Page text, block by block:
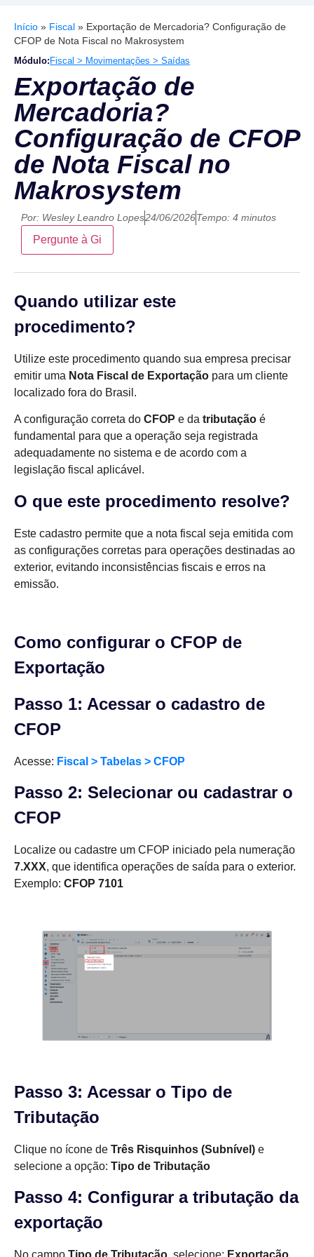
Início » Fiscal » Exportação de Mercadoria? Configuração de
CFOP de Nota Fiscal no Makrosystem
Módulo: Fiscal > Movimentações > Saídas
Exportação de
Mercadoria?
Configuração de CFOP
de Nota Fiscal no
Makrosystem
Por: Wesley Leandro Lopes24/06/2026Tempo: 4 minutos
Pergunte à Gi
Quando utilizar este
procedimento?
Utilize este procedimento quando sua empresa precisar
emitir uma Nota Fiscal de Exportação para um cliente
localizado fora do Brasil.
A configuração correta do CFOP e da tributação é
fundamental para que a operação seja registrada
adequadamente no sistema e de acordo com a
legislação fiscal aplicável.
O que este procedimento resolve?
Este cadastro permite que a nota fiscal seja emitida com
as configurações corretas para operações destinadas ao
exterior, evitando inconsistências fiscais e erros na
emissão.
Como configurar o CFOP de
Exportação
Passo 1: Acessar o cadastro de
CFOP
Acesse: Fiscal > Tabelas > CFOP
Passo 2: Selecionar ou cadastrar o
CFOP
Localize ou cadastre um CFOP iniciado pela numeração
7.XXX, que identifica operações de saída para o exterior.
Exemplo: CFOP 7101
Passo 3: Acessar o Tipo de
Tributação
Clique no ícone de Três Risquinhos (Subnível) e
selecione a opção: Tipo de Tributação
Passo 4: Configurar a tributação da
exportação